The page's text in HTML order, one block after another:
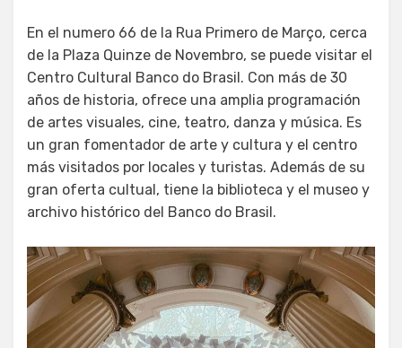
En el numero 66 de la Rua Primero de Março, cerca
de la Plaza Quinze de Novembro, se puede visitar el
Centro Cultural Banco do Brasil. Con más de 30
años de historia, ofrece una amplia programación
de artes visuales, cine, teatro, danza y música. Es
un gran fomentador de arte y cultura y el centro
más visitados por locales y turistas. Además de su
gran oferta cultual, tiene la biblioteca y el museo y
archivo histórico del Banco do Brasil.